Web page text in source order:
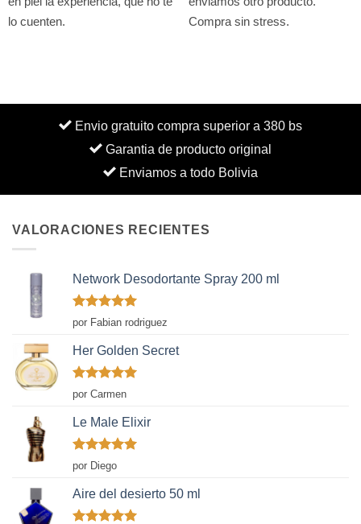
lo cuenten.
Compra sin stress.
Envio gratuito compra superior a 380 bs
Garantia de producto original
Enviamos a todo Bolivia
VALORACIONES RECIENTES
Network Desodortante Spray 200 ml
Valorado
con
por Fabian rodriguez
Her Golden Secret
Valorado
con
por Carmen
Le Male Elixir
Valorado
con
de 5
por Diego
Aire del desierto 50 ml